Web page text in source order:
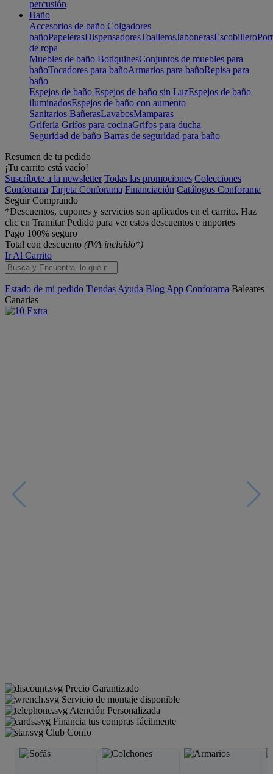
percusión
Baño
Accesorios de baño Colgadores
bañoPapelerasDispensadoresToallerosJabonerasEscobillero
de ropa
Muebles de baño BotiquinesConjuntos de muebles para
bañoTocadores para bañoArmarios para bañoRepisa para
baño
Espejos de baño Espejos de baño sin LuzEspejos de baño
iluminadosEspejos de baño con aumento
Sanitarios BañerasLavabosMamparas
Grifería Grifos para cocinaGrifos para ducha
Seguridad de baño Barras de seguridad para baño
Resumen de tu pedido
¡Tu carrito está vacío!
Suscríbete a la newsletter Todas las promociones Colecciones
Conforama Tarjeta Conforama Financiación Catálogos Conforama
Seguir Comprando
*Descuentos, cupones y servicios son aplicados en el carrito. Haz
clic en Tramitar Pedido para ver estos descuentos e importes
Pago 100% seguro
Total con descuento (IVA incluido*)
Ir Al Carrito
Estado de mi pedido Tiendas Ayuda Blog App Conforama Baleares
Canarias
Precio Garantizado
Servicio de montaje disponible
Atención Personalizada
Financia tus compras fácilmente
Club Confo